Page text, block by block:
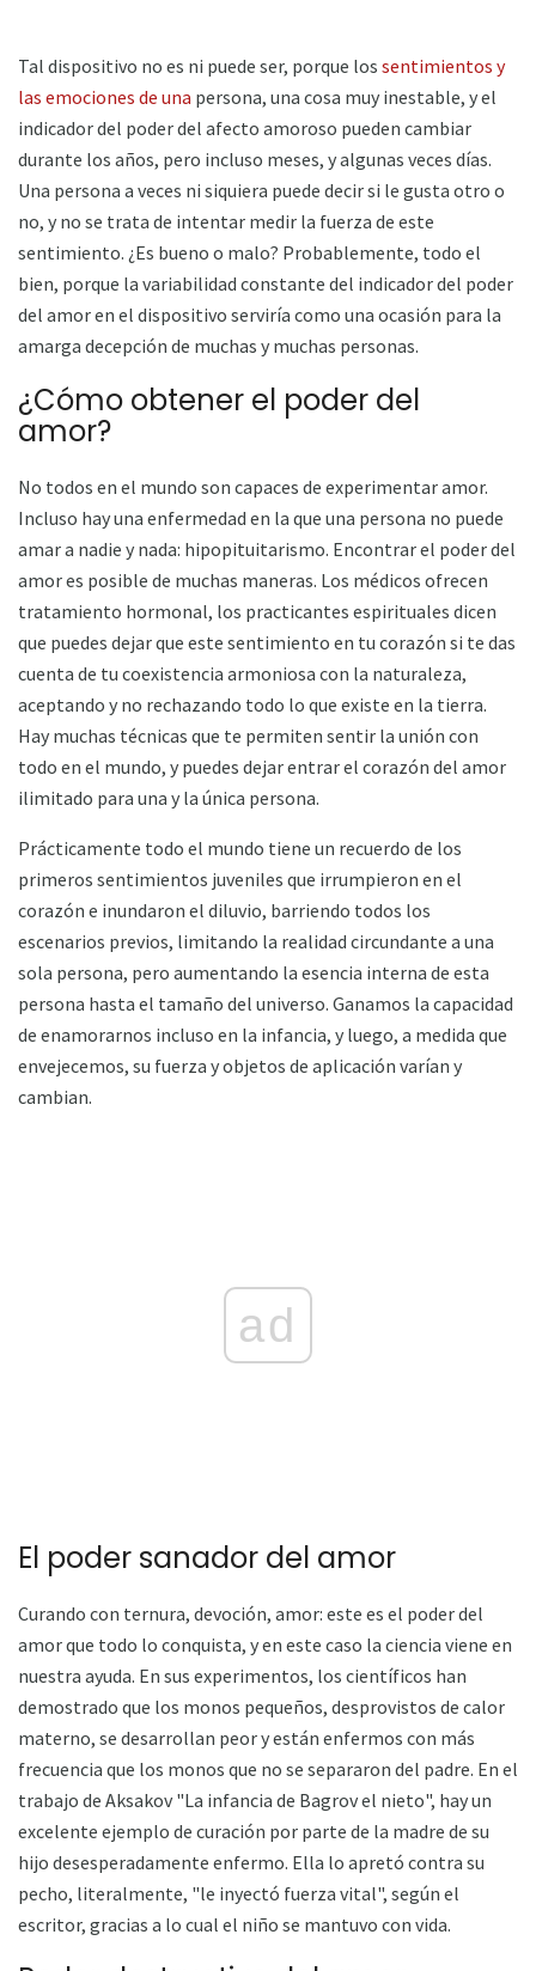
Tal dispositivo no es ni puede ser, porque los sentimientos y
las emociones de una persona, una cosa muy inestable, y el
indicador del poder del afecto amoroso pueden cambiar
durante los años, pero incluso meses, y algunas veces días.
Una persona a veces ni siquiera puede decir si le gusta otro o
no, y no se trata de intentar medir la fuerza de este
sentimiento. ¿Es bueno o malo? Probablemente, todo el
bien, porque la variabilidad constante del indicador del poder
del amor en el dispositivo serviría como una ocasión para la
amarga decepción de muchas y muchas personas.
¿Cómo obtener el poder del
amor?
No todos en el mundo son capaces de experimentar amor.
Incluso hay una enfermedad en la que una persona no puede
amar a nadie y nada: hipopituitarismo. Encontrar el poder del
amor es posible de muchas maneras. Los médicos ofrecen
tratamiento hormonal, los practicantes espirituales dicen
que puedes dejar que este sentimiento en tu corazón si te das
cuenta de tu coexistencia armoniosa con la naturaleza,
aceptando y no rechazando todo lo que existe en la tierra.
Hay muchas técnicas que te permiten sentir la unión con
todo en el mundo, y puedes dejar entrar el corazón del amor
ilimitado para una y la única persona.
Prácticamente todo el mundo tiene un recuerdo de los
primeros sentimientos juveniles que irrumpieron en el
corazón e inundaron el diluvio, barriendo todos los
escenarios previos, limitando la realidad circundante a una
sola persona, pero aumentando la esencia interna de esta
persona hasta el tamaño del universo. Ganamos la capacidad
de enamorarnos incluso en la infancia, y luego, a medida que
envejecemos, su fuerza y ​​objetos de aplicación varían y
cambian.
ad
El poder sanador del amor
Curando con ternura, devoción, amor: este es el poder del
amor que todo lo conquista, y en este caso la ciencia viene en
nuestra ayuda. En sus experimentos, los científicos han
demostrado que los monos pequeños, desprovistos de calor
materno, se desarrollan peor y están enfermos con más
frecuencia que los monos que no se separaron del padre. En el
trabajo de Aksakov "La infancia de Bagrov el nieto", hay un
excelente ejemplo de curación por parte de la madre de su
hijo desesperadamente enfermo. Ella lo apretó contra su
pecho, literalmente, "le inyectó fuerza vital", según el
escritor, gracias a lo cual el niño se mantuvo con vida.